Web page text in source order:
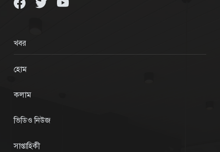
খবর
হোম
কলাম
ভিডিও নিউজ
সাপ্তাহিকী